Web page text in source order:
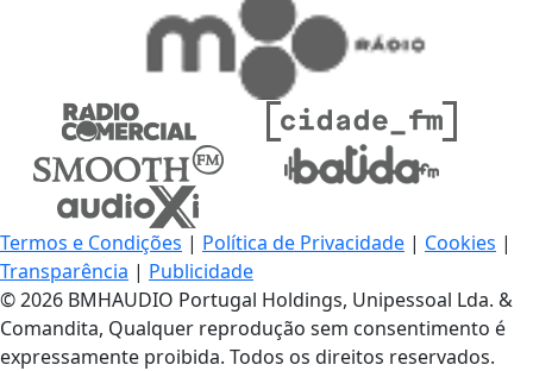
Termos e Condições | Política de Privacidade | Cookies |
Transparência | Publicidade
© 2026 BMHAUDIO Portugal Holdings, Unipessoal Lda. &
Comandita, Qualquer reprodução sem consentimento é
expressamente proibida. Todos os direitos reservados.